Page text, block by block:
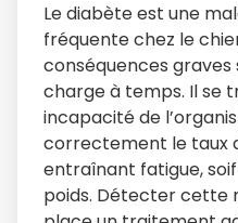
Le diabète est une
fréquente chez le
conséquences graves
charge à temps. Il se
incapacité de
correctement le taux
entraînant fatigue,
poids. Détecter cette